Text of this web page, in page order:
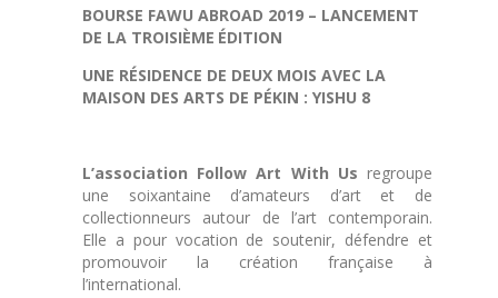
BOURSE FAWU ABROAD 2019 – LANCEMENT
DE LA TROISIÈME ÉDITION
UNE RÉSIDENCE DE DEUX MOIS AVEC LA
MAISON DES ARTS DE PÉKIN : YISHU 8
L’association Follow Art With Us regroupe
une soixantaine d’amateurs d’art et de
collectionneurs autour de l’art contemporain.
Elle a pour vocation de soutenir, défendre et
promouvoir la création française à
l’international.